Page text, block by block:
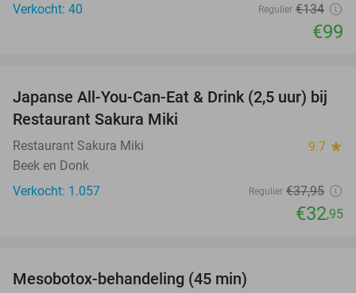
Verkocht: 40
Regulier €134
€99
13%
Japanse All-You-Can-Eat & Drink (2,5 uur) bij
Restaurant Sakura Miki
Restaurant Sakura Miki 9.7 star
Beek en Donk
Verkocht: 1.057
Regulier €37,95
€32,95
Mesobotox-behandeling (45 min)